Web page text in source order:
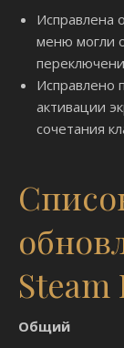
Исправлена
меню могли
Исправлено
активации
сочетания
Steam
Общий